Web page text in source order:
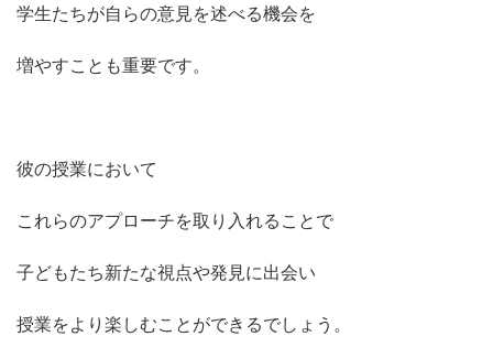
学生たちが自らの意見を述べる機会を
増やすことも重要です。
彼の授業において
これらのアプローチを取り入れることで
子どもたち新たな視点や発見に出会い
授業をより楽しむことができるでしょう。